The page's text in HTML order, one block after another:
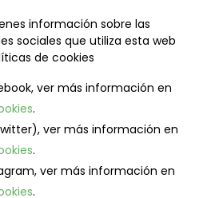
información sobre las
sociales que utiliza esta web
de cookies
ver más información en
.
ver más información en
.
ver más información en
.